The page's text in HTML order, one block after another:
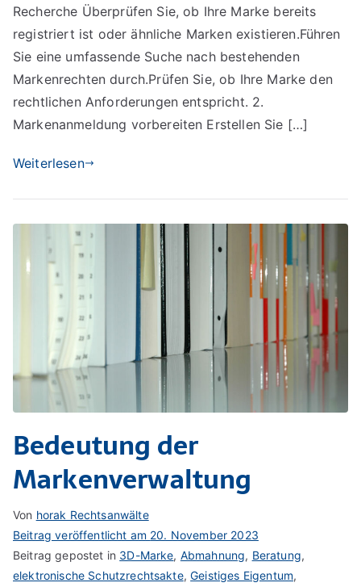
Markenanmeldung
Recherche Überprüfen Sie, ob Ihre Marke bereits
registriert ist oder ähnliche Marken existieren.Führen
Sie eine umfassende Suche nach bestehenden
Markenrechten durch.Prüfen Sie, ob Ihre Marke den
rechtlichen Anforderungen entspricht. 2.
Markenanmeldung vorbereiten Erstellen Sie […]
Weiterlesen
Bedeutung der
Markenverwaltung
Von horak Rechtsanwälte
Beitrag veröffentlicht am 20. November 2023
Beitrag gepostet in 3D-Marke, Abmahnung, Beratung,
elektronische Schutzrechtsakte,Geistiges Eigentum,